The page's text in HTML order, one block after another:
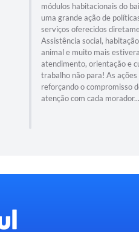
módulos habitacionais do
uma grande ação de
serviços oferecidos
Assistência social,
animal e muito mais
atendimento, orientação e
trabalho não para! As
reforçando o compromisso
atenção com cada morador...